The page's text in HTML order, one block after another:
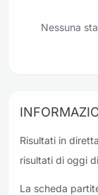
Nessuna
Risultati in
risultati di oggi
La scheda